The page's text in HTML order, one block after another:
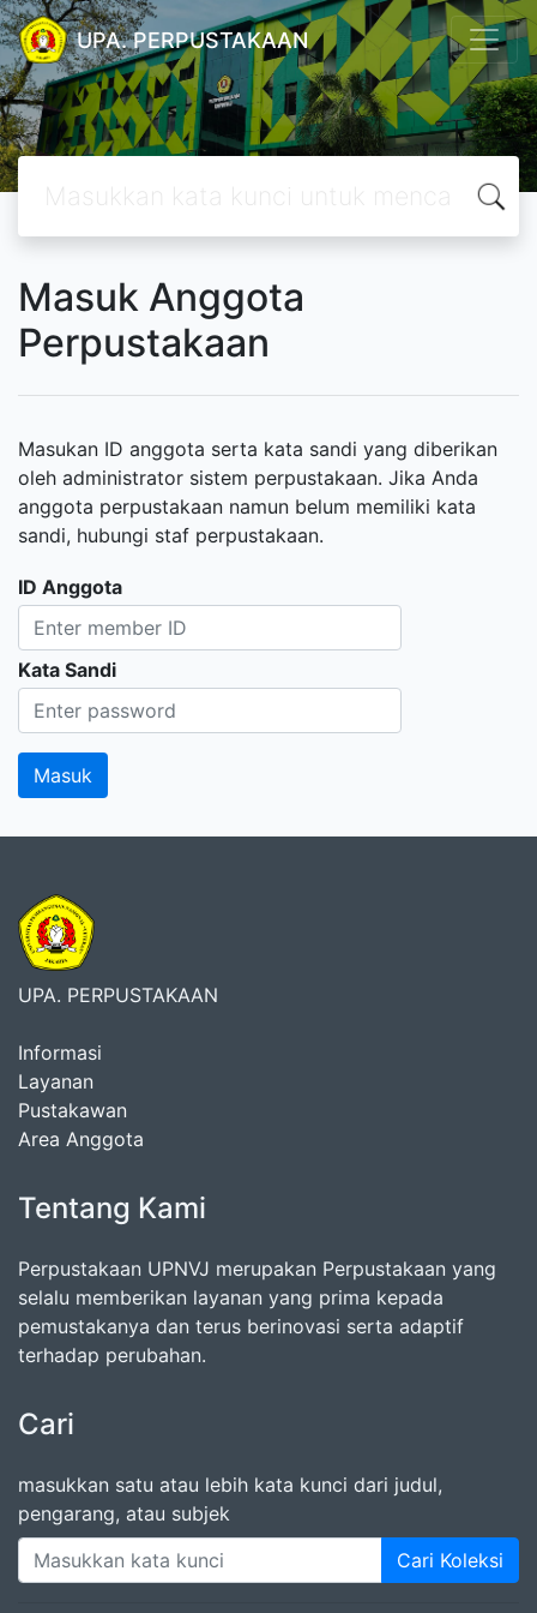
UPA. PERPUSTAKAAN
Masuk Anggota
Perpustakaan
Masukan ID anggota serta kata sandi yang diberikan
oleh administrator sistem perpustakaan. Jika Anda
anggota perpustakaan namun belum memiliki kata
sandi, hubungi staf perpustakaan.
ID Anggota
Kata Sandi
UPA. PERPUSTAKAAN
Informasi
Layanan
Pustakawan
Area Anggota
Tentang Kami
Perpustakaan UPNVJ merupakan Perpustakaan yang
selalu memberikan layanan yang prima kepada
pemustakanya dan terus berinovasi serta adaptif
terhadap perubahan.
Cari
masukkan satu atau lebih kata kunci dari judul,
pengarang, atau subjek
Cari Koleksi